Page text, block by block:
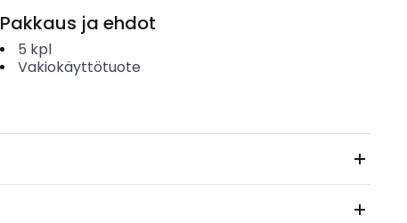
Pakkaus ja ehdot
5 kpl
Vakiokäyttötuote